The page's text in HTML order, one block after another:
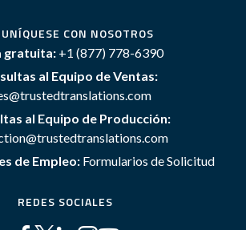
CON NOSOTROS
gratuita: +1 (877) 778-6390
al Equipo de Ventas:
al Equipo de Producción:
de Empleo: Formularios de Solicitud
REDES SOCIALES